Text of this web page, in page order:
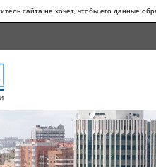
сайта не хочет, чтобы его данные